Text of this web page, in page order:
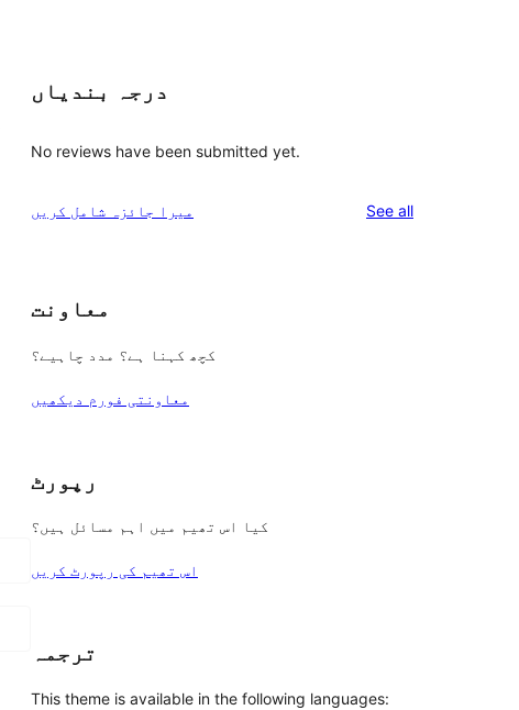
درجہ بندیاں
No reviews have been submitted yet.
میرا جائزہ شامل کریں See allreviews
معاونت
کچھ کہنا ہے؟ مدد چاہیے؟
معاونتی فورم دیکھیں
رپورٹ
کیا اس تھیم میں اہم مسائل ہیں؟
اس تھیم کی رپورٹ کریں
ترجمہ
This theme is available in the following languages: